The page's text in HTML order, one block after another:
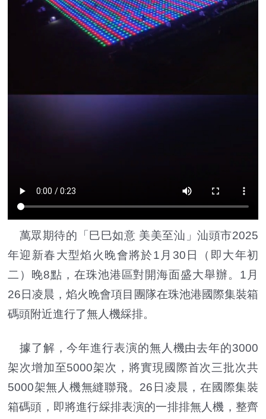
萬眾期待的「巳巳如意 美美至汕」汕頭市2025
年迎新春大型焰火晚會將於1月30日（即大年初
二）晚8點，在珠池港區對開海面盛大舉辦。1月
26日凌晨，焰火晚會項目團隊在珠池港國際集裝箱
碼頭附近進行了無人機綵排。
據了解，今年進行表演的無人機由去年的3000
架次增加至5000架次，將實現國際首次三批次共
5000架無人機無縫聯飛。26日凌晨，在國際集裝
箱碼頭，即將進行綵排表演的一排排無人機，整齊